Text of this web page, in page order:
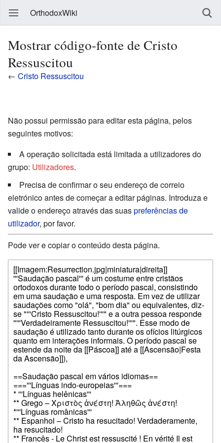
OrthodoxWiki
Mostrar código-fonte de Cristo
Ressuscitou
← Cristo Ressuscitou
Não possui permissão para editar esta página, pelos
seguintes motivos:
A operação solicitada está limitada a utilizadores do
grupo: Utilizadores.
Precisa de confirmar o seu endereço de correio
eletrónico antes de começar a editar páginas. Introduza e
valide o endereço através das suaspreferências de
utilizador, por favor.
Pode ver e copiar o conteúdo desta página.